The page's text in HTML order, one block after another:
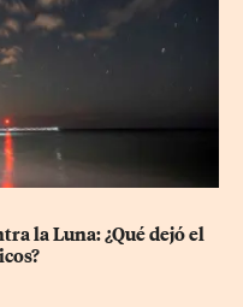
la Luna: ¿Qué dejó el